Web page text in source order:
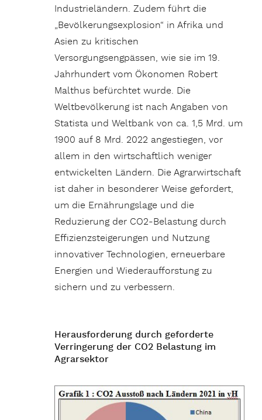
Industrieländern. Zudem führt die
„Bevölkerungsexplosion“ in Afrika und
Asien zu kritischen
Versorgungsengpässen, wie sie im 19.
Jahrhundert vom Ökonomen Robert
Malthus befürchtet wurde. Die
Weltbevölkerung ist nach Angaben von
Statista und Weltbank von ca. 1,5 Mrd. um
1900 auf 8 Mrd. 2022 angestiegen, vor
allem in den wirtschaftlich weniger
entwickelten Ländern. Die Agrarwirtschaft
ist daher in besonderer Weise gefordert,
um die Ernährungslage und die
Reduzierung der CO2-Belastung durch
Effizienzsteigerungen und Nutzung
innovativer Technologien, erneuerbare
Energien und Wiederaufforstung zu
sichern und zu verbessern.
Herausforderung durch geforderte
Verringerung der CO2 Belastung im
Agrarsektor